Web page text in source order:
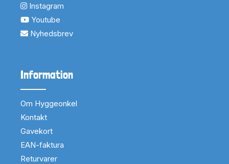
Instagram
Youtube
Nyhedsbrev
Information
Om Hyggeonkel
Kontakt
Gavekort
EAN-faktura
Returvarer